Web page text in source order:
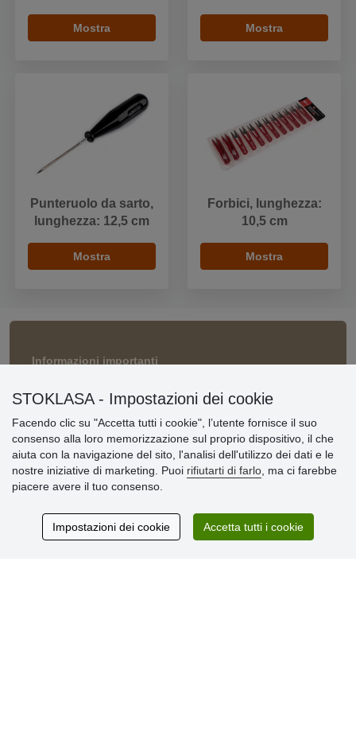
Mostra Mostra
Punteruolo da sarto,
lunghezza: 12,5 cm
Mostra
Forbici, lunghezza:
10,5 cm
Mostra
Informazioni importanti
» Termini & Condizioni
» Informativa sulla Privacy
» Consegna e pagamento
» Garanzia e resi
» Programma fedeltà
Recensioni
dei clienti
STOKLASA - Impostazioni dei cookie
Facendo clic su "Accetta tutti i cookie", l’utente fornisce il suo
consenso alla loro memorizzazione sul proprio dispositivo, il che
aiuta con la navigazione del sito, l'analisi dell'utilizzo dei dati e le
nostre iniziative di marketing. Puoi rifiutarti di farlo , ma ci farebbe
piacere avere il tuo consenso.
Impostazioni dei cookie Accetta tutti i cookie